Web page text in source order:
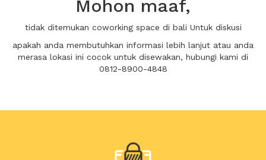
Mohon maaf,
tidak ditemukan coworking space di bali Untuk diskusi
apakah anda membutuhkan informasi lebih lanjut atau anda
merasa lokasi ini cocok untuk disewakan, hubungi kami di
0812-8900-4848